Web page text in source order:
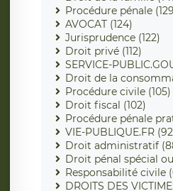
Procédure pénale
AVOCAT (124)
Jurisprudence (122)
Droit privé (112)
SERVICE-
Droit de la
Procédure civile (105)
Droit fiscal (102)
Procédure pénale
VIE-PUBLIQUE.FR
Droit administratif
Droit pénal spécial
Responsabilité civile
DROITS DES